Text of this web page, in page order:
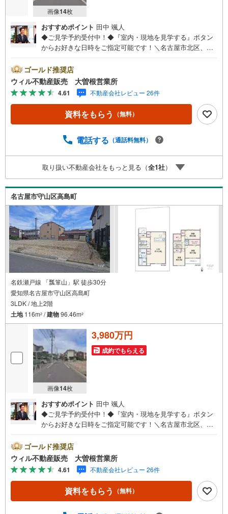
画像14枚
おすすめポイント 田中 颯人
◆ご見学予約受付中！◆『室内・現地を見学する』ボタン
からお好きな日時をご指定可能です！＼名古屋市北区、守
区、守山区の直接のご売却依頼を数多くいただいている不
動産仲介会社です。ネット上で分かる立地環境はもちろ
ん、過去にお任せいただいたお客様に現地の生の声をもと
に住戸環境を提案致します。＼平日のお住まい探しの方へ/
弊社では平日にご内覧・契約など平日にお住まい探しをさ
れるお客様にサービスをご用意しています。＼お仕事で忙
事前にご予約頂きましたら営業時間外でのご内覧もご対応
動産業者間で不動産情報が共有されているので、名古屋市
全域や、その他隣接エリアでもご内覧が可能です！ 【大曽
根営業所】○地下鉄名城線、JR中央線「大曽根」駅徒歩1分
○お子様が遊べるキッズスペースあり○定休日ございません
ゴールド推奨店
ウィル不動産販売 大曽根営業所
4.61 不動産会社レビュー 26件
資料をもらう （無料）
電話する （通話料無料）
取り扱い不動産会社をもっと見る（全1社）
名古屋市守山区高島町
名鉄瀬戸線 「瓢箪山」駅 徒歩30分
愛知県名古屋市守山区高島町
3LDK / 地上2階
土地116m2 /建物96.46m2
画像14枚
3,980万円
成約でもらえる
おすすめポイント 田中 颯人
◆ご見学予約受付中！◆『室内・現地を見学する』ボタン
からお好きな日時をご指定可能です！＼名古屋市北区、守
区、守山区の直接のご売却依頼を数多くいただいている不
動産仲介会社です。ネット上で分かる立地環境はもちろ
ん、過去にお任せいただいたお客様に現地の生の声をもと
に住戸環境を提案致します。＼平日のお住まい探しの方へ/
弊社では平日にご内覧・契約など平日にお住まい探しをさ
れるお客様にサービスをご用意しています。＼お仕事で忙
ゴールド推奨店
ウィル不動産販売 大曽根営業所
4.61 不動産会社レビュー 26件
資料をもらう （無料）